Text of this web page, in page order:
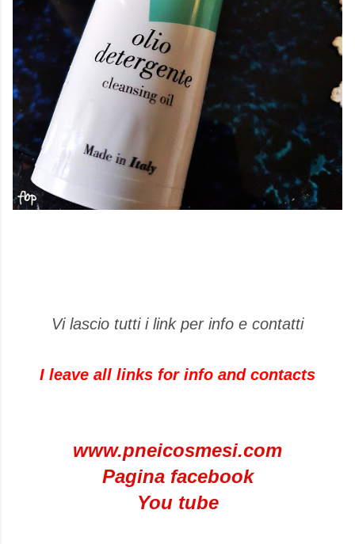
Vi lascio tutti i link per info e contatti
I leave all links for info and contacts
www.pneicosmesi.com
Pagina facebook
You tube